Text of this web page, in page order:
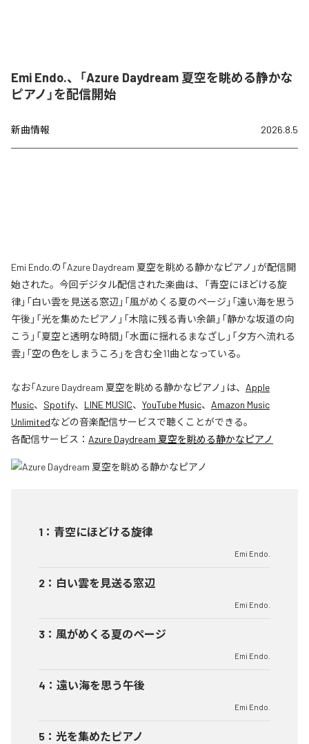
Emi Endo.、「Azure Daydream 夏空を眺める静かな
ピアノ」を配信開始
新曲情報 2026.8.5
Emi Endo.の「Azure Daydream 夏空を眺める静かなピアノ」が配信開
始された。今回デジタル配信された楽曲は、「青空にほどける旋
律」「白い雲を見送る窓辺」「風がめくる夏のページ」「遠い海を思う
午後」「光を集めたピアノ」「木陰に残る青い余韻」「静かな坂道の向
こう」「夏空と透明な時間」「水面に揺れるまなざし」「夕方へ流れる
雲」「空の色をしまうころ」を含む全11曲となっている。
なお「Azure Daydream 夏空を眺める静かなピアノ 」は、 Apple
Music、 Spotify、 LINE MUSIC、 YouTube Music、 Amazon Music
Unlimitedなどの音楽配信サービスで聴くことができる。
各配信サービス： Azure Daydream 夏空を眺める静かなピアノ
1 ： 青空にほどける旋律
Emi Endo.
2 ： 白い雲を見送る窓辺
Emi Endo.
3 ： 風がめくる夏のページ
Emi Endo.
4 ： 遠い海を思う午後
Emi Endo.
5 ： 光を集めたピアノ